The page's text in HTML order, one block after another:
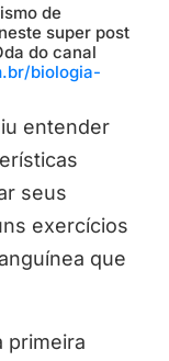
de
super post
do canal
biologia-
entender
seus
exercícios
que
primeira